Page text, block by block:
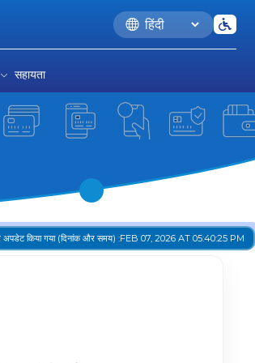
Language
सहायता
अपडेट किया गया (दिनांक और समय) :FEB 07, 2026 AT 05:40:25 PM